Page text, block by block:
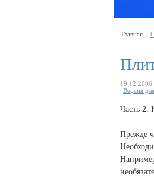
Главная \
19.12.2006
Версия
Часть 2.
Прежде